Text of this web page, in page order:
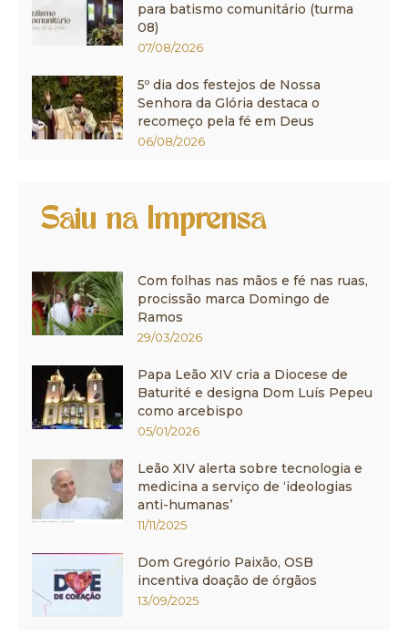
para batismo comunitário (turma
08)
07/08/2026
5º dia dos festejos de Nossa
Senhora da Glória destaca o
recomeço pela fé em Deus
06/08/2026
Saiu na Imprensa
Com folhas nas mãos e fé nas ruas,
procissão marca Domingo de
Ramos
29/03/2026
Papa Leão XIV cria a Diocese de
Baturité e designa Dom Luís Pepeu
como arcebispo
05/01/2026
Leão XIV alerta sobre tecnologia e
medicina a serviço de ‘ideologias
anti-humanas’
11/11/2025
Dom Gregório Paixão, OSB
incentiva doação de órgãos
13/09/2025